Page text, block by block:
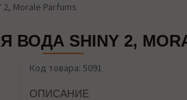
Morale Parfums
SHINY 2,
Код товара: 5091
ОПИСАНИЕ